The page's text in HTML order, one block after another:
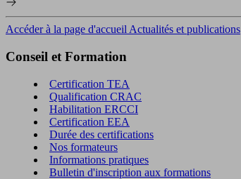
Accéder à la page d'accueil Actualités et publications
Conseil et Formation
Certification TEA
Qualification CRAC
Habilitation ERCCI
Certification EEA
Durée des certifications
Nos formateurs
Informations pratiques
Bulletin d'inscription aux formations